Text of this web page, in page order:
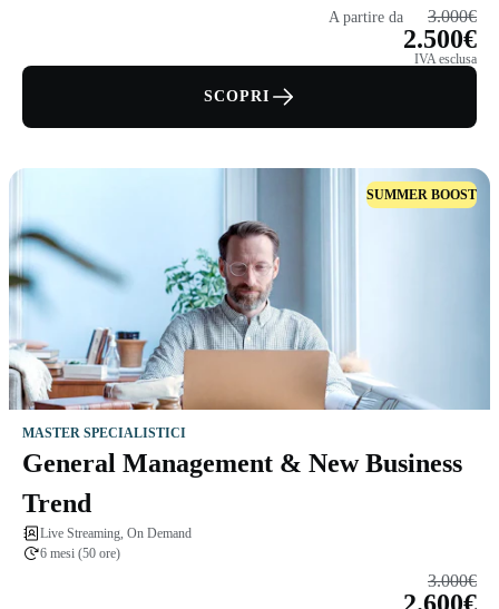
A partire da 3.000€
2.500€
IVA esclusa
SCOPRI
SUMMER BOOST
MASTER SPECIALISTICI
General Management & New Business
Trend
Live Streaming, On Demand
6 mesi (50 ore)
3.000€
2.600€